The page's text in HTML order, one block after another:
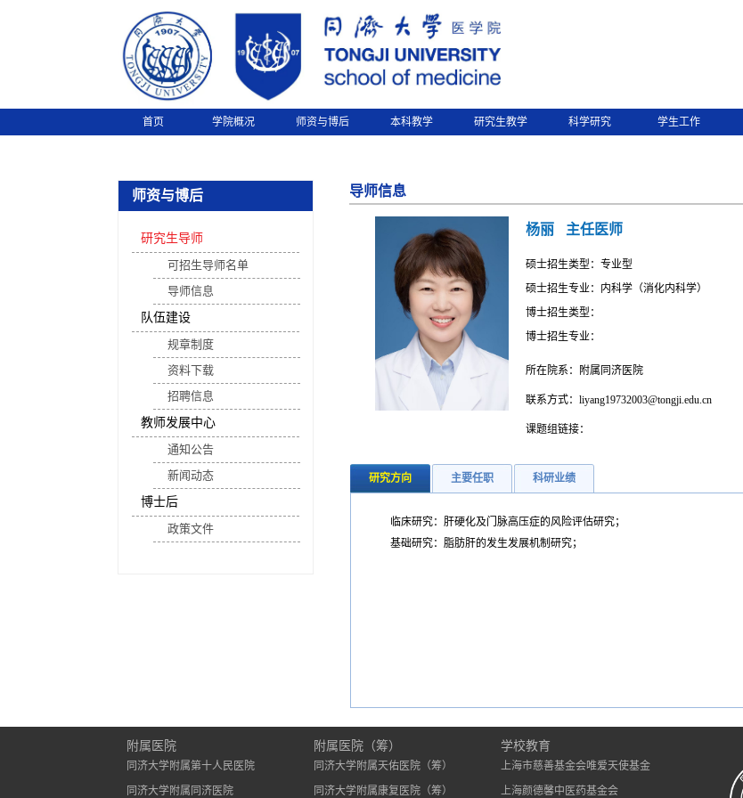
首页 学院概况 师资与博后 本科教学 研究生教学 科学研究 学生工作
师资与博后
研究生导师
可招生导师名单
导师信息
队伍建设
规章制度
资料下载
招聘信息
教师发展中心
通知公告
新闻动态
博士后
政策文件
导师信息
杨丽 主任医师
硕士招生类型：专业型
硕士招生专业：内科学（消化内科学）
博士招生类型：
博士招生专业：
所在院系：附属同济医院
联系方式：liyang19732003@tongji.edu.cn
课题组链接：
研究方向 主要任职 科研业绩
临床研究：肝硬化及门脉高压症的风险评估研究；
基础研究：脂肪肝的发生发展机制研究；
附属医院
同济大学附属第十人民医院
同济大学附属同济医院
附属医院（筹）
同济大学附属天佑医院（筹）
同济大学附属康复医院（筹）
学校教育
上海市慈善基金会唯爱天使基金
上海颜德馨中医药基金会